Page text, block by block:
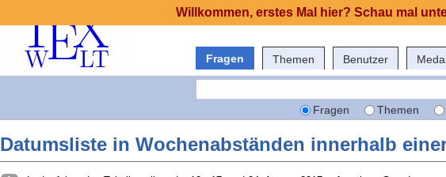
Fragen Themen Benutzer
Fragen Themen
Datumsliste in Wochenabständen innerhalb
Willkommen, erstes Mal hier? Schau mal